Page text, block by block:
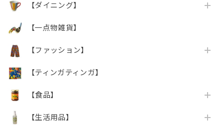
【ダイニング】
【一点物雑貨】
【ファッション】
【ティンガティンガ】
【食品】
【生活用品】